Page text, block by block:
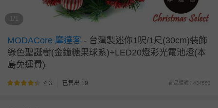
1/1
MODACore 摩達客 - 台灣製迷你1呎/1尺(30cm)裝飾
綠色聖誕樹(金鐘糖果球系)+LED20燈彩光電池燈(本
島免運費)
4.3 已售出 19 商品編號：434553